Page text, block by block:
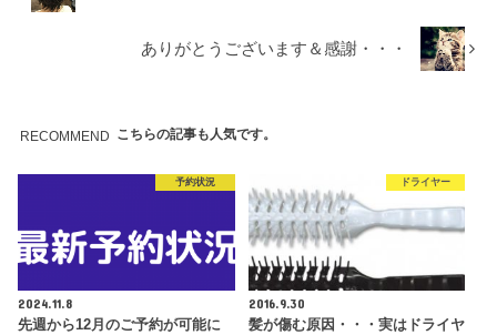
ありがとうございます＆感謝・・・
RECOMMEND こちらの記事も人気です。
予約状況
2024.11.8
先週から12月のご予約が可能に
ドライヤー
2016.9.30
髪が傷む原因・・・実はドライヤ